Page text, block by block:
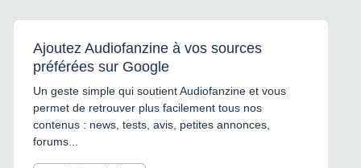
Ajoutez Audiofanzine à vos sources
préférées sur Google
Un geste simple qui soutient Audiofanzine et vous
permet de retrouver plus facilement tous nos
contenus : news, tests, avis, petites annonces,
forums...